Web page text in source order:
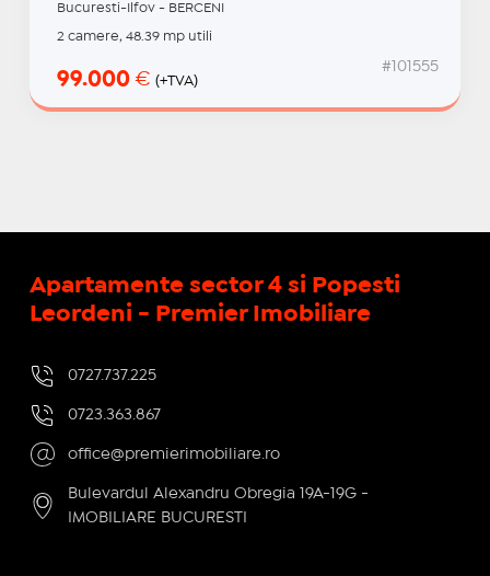
Bucuresti-Ilfov - BERCENI
2 camere, 48.39 mp utili
99.000 € (+TVA)
#101555
Apartamente sector 4 si Popesti
Leordeni - Premier Imobiliare
0727.737.225
0723.363.867
office@premierimobiliare.ro
Bulevardul Alexandru Obregia 19A-19G -
IMOBILIARE BUCURESTI